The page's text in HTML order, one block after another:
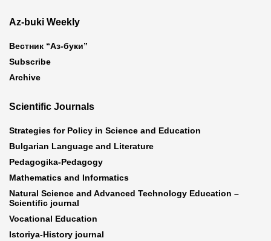
Az-buki Weekly
Вестник “Аз-буки”
Subscribe
Archive
Scientific Journals
Strategies for Policy in Science and Education
Bulgarian Language and Literature
Pedagogika-Pedagogy
Mathematics and Informatics
Natural Science and Advanced Technology Education –
Scientific journal
Vocational Education
Istoriya-History journal